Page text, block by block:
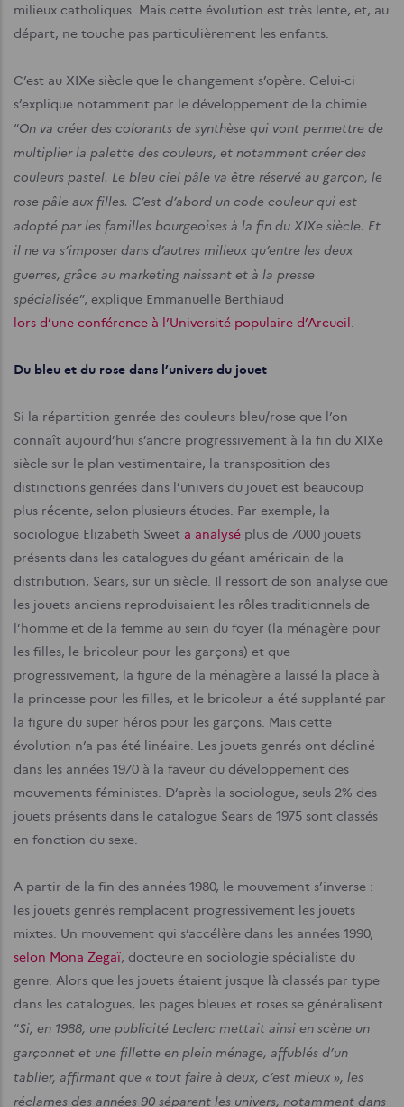
milieux catholiques. Mais cette évolution est très lente, et, au
départ, ne touche pas particulièrement les enfants.
C’est au XIXe siècle que le changement s’opère. Celui-ci
s’explique notamment par le développement de la chimie.
“On va créer des colorants de synthèse qui vont permettre de
multiplier la palette des couleurs, et notamment créer des
couleurs pastel. Le bleu ciel pâle va être réservé au garçon, le
rose pâle aux filles. C’est d’abord un code couleur qui est
adopté par les familles bourgeoises à la fin du XIXe siècle. Et
il ne va s’imposer dans d’autres milieux qu’entre les deux
guerres, grâce au marketing naissant et à la presse
spécialisée”, explique Emmanuelle Berthiaud
lors d’une conférence à l’Université populaire d’Arcueil
Du bleu et du rose dans l’univers du jouet
Si la répartition genrée des couleurs bleu/rose que l’on
connaît aujourd’hui s’ancre progressivement à la fin du XIXe
siècle sur le plan vestimentaire, la transposition des
distinctions genrées dans l’univers du jouet est beaucoup
plus récente, selon plusieurs études. Par exemple, la
sociologue Elizabeth Sweet a analysé plus de 7000 jouets
présents dans les catalogues du géant américain de la
distribution, Sears, sur un siècle. Il ressort de son analyse que
les jouets anciens reproduisaient les rôles traditionnels de
l’homme et de la femme au sein du foyer (la ménagère pour
les filles, le bricoleur pour les garçons) et que
progressivement, la figure de la ménagère a laissé la place à
la princesse pour les filles, et le bricoleur a été supplanté par
la figure du super héros pour les garçons. Mais cette
évolution n’a pas été linéaire. Les jouets genrés ont décliné
dans les années 1970 à la faveur du développement des
mouvements féministes. D’après la sociologue, seuls 2% des
jouets présents dans le catalogue Sears de 1975 sont classés
en fonction du sexe.
A partir de la fin des années 1980, le mouvement s’inverse :
les jouets genrés remplacent progressivement les jouets
mixtes. Un mouvement qui s’accélère dans les années 1990,
selon Mona Zegaï, docteure en sociologie spécialiste du
genre. Alors que les jouets étaient jusque là classés par type
dans les catalogues, les pages bleues et roses se généralisent.
“Si, en 1988, une publicité Leclerc mettait ainsi en scène un
garçonnet et une fillette en plein ménage, affublés d’un
tablier, affirmant que « tout faire à deux, c’est mieux », les
réclames des années 90 séparent les univers, notamment dans